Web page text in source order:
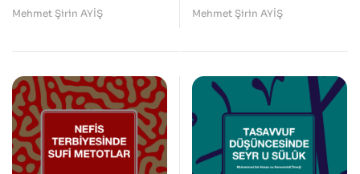
Mehmet Şirin AYİŞ
Psikolojisinin Tasavvufî
Adabı Örneği
Mehmet Şirin AYİŞ